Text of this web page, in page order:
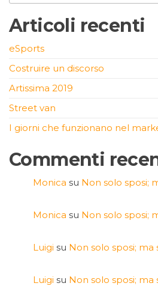
Articoli recenti
eSports
Costruire un discorso
Artissima 2019
Street van
I giorni che funzionano nel
Commenti
Monica su Non solo sposi;
Monica su Non solo sposi;
Luigi su Non solo sposi; ma
Luigi su Non solo sposi; ma